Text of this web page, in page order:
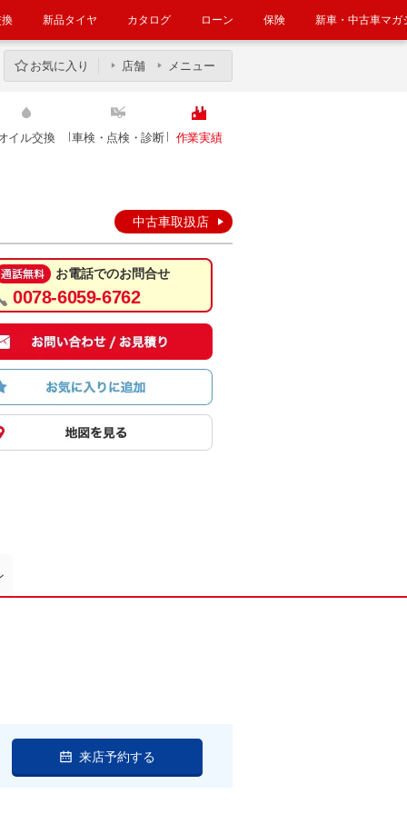
新品タイヤ カタログ ローン 保険 新車・中古車マガ
お気に入り 店舗 メニュー
イル交換 車検・点検・診断 作業実績
中古車取扱店
お電話でのお問合せ
0078-6059-6762
来店予約する